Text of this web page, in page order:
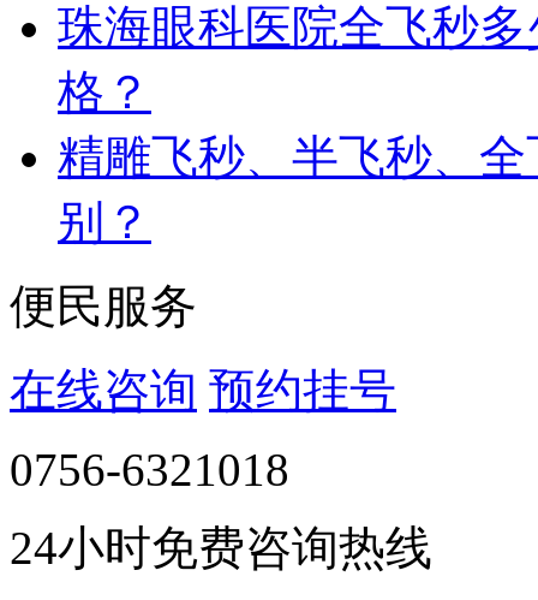
珠海眼科医院全飞秒
格？
精雕飞秒、半飞秒、
别？
便民服务
在线咨询 预约挂号
0756-6321018
24小时免费咨询热线